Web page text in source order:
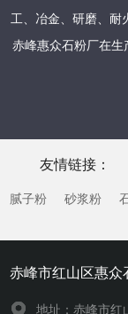
工、冶金、研磨、耐
赤峰惠众石粉厂在
质量管控确保产品
强等特点，能够满
友情链接：
腻子粉 砂浆粉
赤峰市红山区惠众
地址：赤峰市红